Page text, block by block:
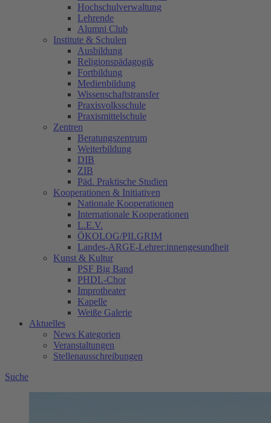
Hochschulverwaltung
Lehrende
Alumni Club
Institute & Schulen
Ausbildung
Religionspädagogik
Fortbildung
Medienbildung
Wissenschaftstransfer
Praxisvolksschule
Praxismittelschule
Zentren
Beratungszentrum
Weiterbildung
DIB
ZIB
Päd. Praktische Studien
Kooperationen & Initiativen
Nationale Kooperationen
Internationale Kooperationen
L.E.V.
ÖKOLOG/PILGRIM
Landes-ARGE-Lehrer:innengesundheit
Kunst & Kultur
PSF Big Band
PHDL-Chor
Improtheater
Kapelle
Weiße Galerie
Aktuelles
News Kategorien
Veranstaltungen
Stellenausschreibungen
Suche